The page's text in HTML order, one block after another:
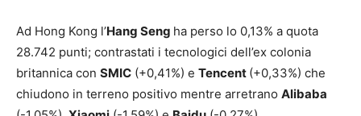
Ad Hong Kong l’Hang Seng ha perso lo 0,13% a quota
28.742 punti; contrastati i tecnologici dell’ex colonia
britannica con SMIC (+0,41%) e Tencent (+0,33%) che
chiudono in terreno positivo mentre arretrano Alibaba